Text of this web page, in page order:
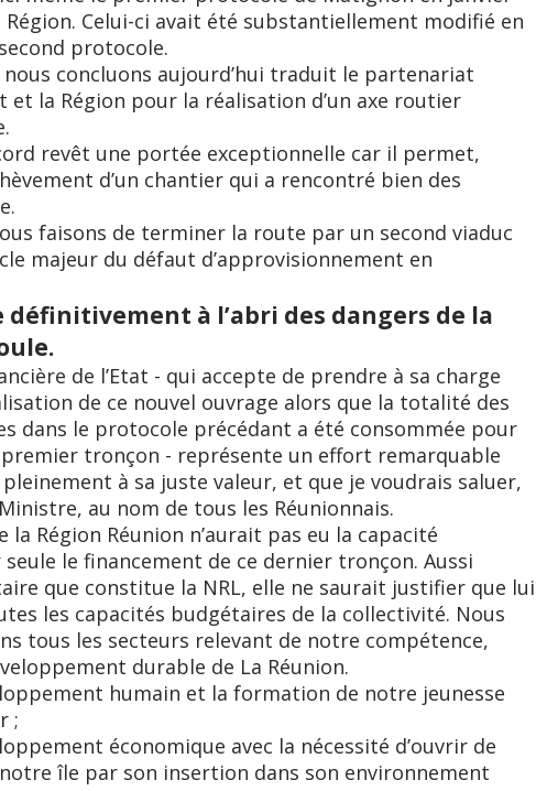
Région. Celui-ci avait été substantiellement modifié en
protocole.
nous concluons aujourd’hui traduit le partenariat
et la Région pour la réalisation d’un axe routier
revêt une portée exceptionnelle car il permet,
d’un chantier qui a rencontré bien des
faisons de terminer la route par un second viaduc
majeur du défaut d’approvisionnement en
à l’abri des dangers de la
de l’Etat - qui accepte de prendre à sa charge
de ce nouvel ouvrage alors que la totalité des
dans le protocole précédant a été consommée pour
tronçon - représente un effort remarquable
à sa juste valeur, et que je voudrais saluer,
au nom de tous les Réunionnais.
la Région Réunion n’aurait pas eu la capacité
le financement de ce dernier tronçon. Aussi
que constitue la NRL, elle ne saurait justifier que lui
les capacités budgétaires de la collectivité. Nous
tous les secteurs relevant de notre compétence,
durable de La Réunion.
humain et la formation de notre jeunesse
;
économique avec la nécessité d’ouvrir de
île par son insertion dans son environnement